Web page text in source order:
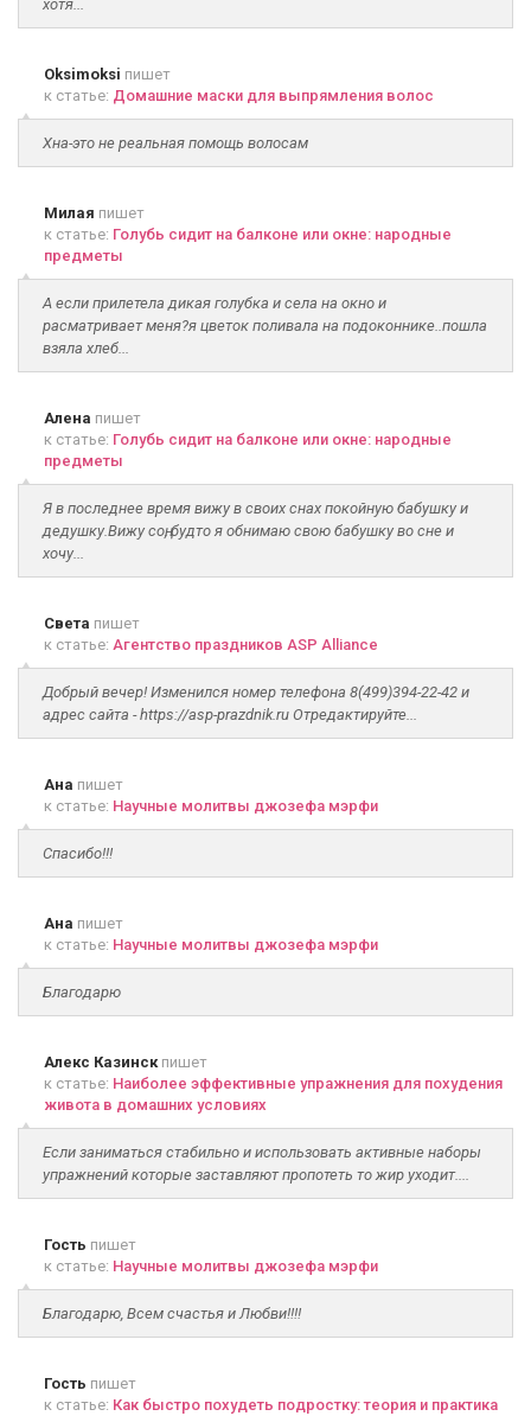
хотя...
Oksimoksi пишет
к статье: Домашние маски для выпрямления волос
Хна-это не реальная помощь волосам
Милая пишет
к статье: Голубь сидит на балконе или окне: народные
предметы
А если прилетела дикая голубка и села на окно и
расматривает меня?я цветок поливала на подоконнике..пошла
взяла хлеб...
Алена пишет
к статье: Голубь сидит на балконе или окне: народные
предметы
Я в последнее время вижу в своих снах покойную бабушку и
дедушку.Вижу соң, будто я обнимаю свою бабушку во сне и
хочу...
Света пишет
к статье: Агентство праздников ASP Alliance
Добрый вечер! Изменился номер телефона 8(499)394-22-42 и
адрес сайта - https://asp-prazdnik.ru Отредактируйте...
Ана пишет
к статье: Научные молитвы джозефа мэрфи
Спасибо!!!
Ана пишет
к статье: Научные молитвы джозефа мэрфи
Благодарю
Алекс Казинскпишет
к статье: Наиболее эффективные упражнения для похудения
живота в домашних условиях
Если заниматься стабильно и использовать активные наборы
упражнений которые заставляют пропотеть то жир уходит....
Гость пишет
к статье: Научные молитвы джозефа мэрфи
Благодарю, Всем счастья и Любви!!!!
Гость пишет
к статье: Как быстро похудеть подростку: теория и практика